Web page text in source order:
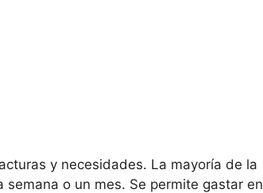
y necesidades. La mayoría de la
o un mes. Se permite gastar en